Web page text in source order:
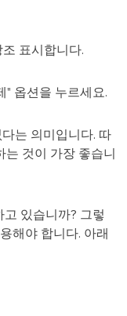
표시합니다.
" 옵션을 누르세요.
는 의미입니다. 따
는 것이 가장 좋습니
고 있습니까? 그렇
해야 합니다. 아래